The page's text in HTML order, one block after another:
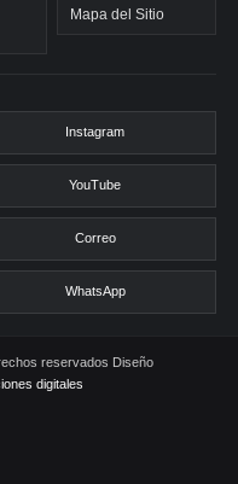
Mapa del Sitio
Instagram
YouTube
Correo
WhatsApp
reservados Diseño
digitales